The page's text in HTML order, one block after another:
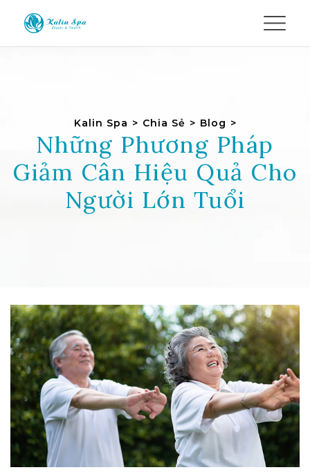
Kalin Spa > Chia Sẻ > Blog >
Những Phương Pháp
Giảm Cân Hiệu Quả Cho
Người Lớn Tuổi